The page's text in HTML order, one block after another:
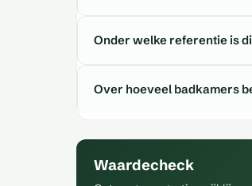
Onder welke referentie is
Over hoeveel badkamers
Waardecheck